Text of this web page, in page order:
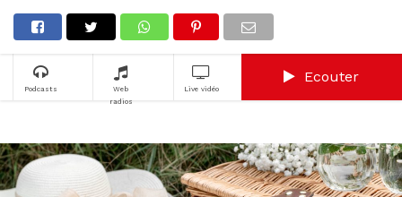
Podcasts
Web
radios
Live vidéo
Ecouter